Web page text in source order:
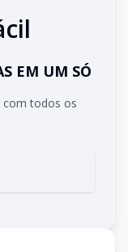
EM UM SÓ
com todos os